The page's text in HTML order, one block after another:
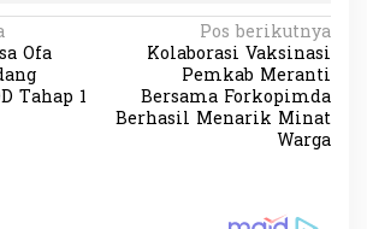
Ofa
Tahap 1
Pos berikutnya
Kolaborasi Vaksinasi
Pemkab Meranti
Bersama Forkopimda
Berhasil Menarik Minat
Warga